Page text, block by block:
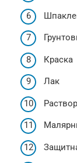
Краска
Лак